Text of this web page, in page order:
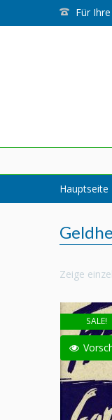
Für
Hauptseite
Zeige
SALE!